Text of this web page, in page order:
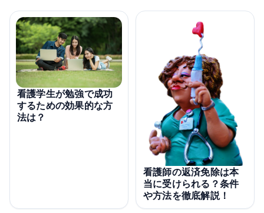
看護学生が勉強で成功
するための効果的な方
法は？
看護師の返済免除は本
当に受けられる？条件
や方法を徹底解説！